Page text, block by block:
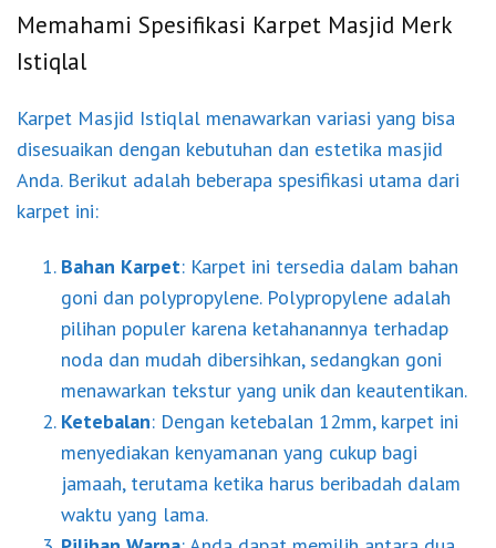
Memahami Spesifikasi Karpet Masjid Merk
Istiqlal
Karpet Masjid Istiqlal menawarkan variasi yang bisa
disesuaikan dengan kebutuhan dan estetika masjid
Anda. Berikut adalah beberapa spesifikasi utama dari
karpet ini:
Bahan Karpet: Karpet ini tersedia dalam bahan
goni dan polypropylene. Polypropylene adalah
pilihan populer karena ketahanannya terhadap
noda dan mudah dibersihkan, sedangkan goni
menawarkan tekstur yang unik dan keautentikan.
Ketebalan: Dengan ketebalan 12mm, karpet ini
menyediakan kenyamanan yang cukup bagi
jamaah, terutama ketika harus beribadah dalam
waktu yang lama.